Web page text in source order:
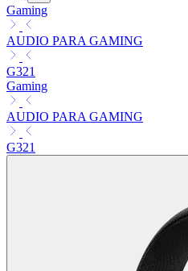
Gaming
AUDIO PARA GAMING
G321
Gaming
AUDIO PARA GAMING
G321